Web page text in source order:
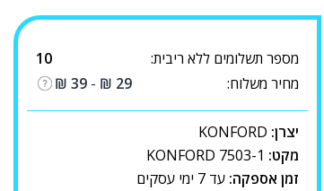
מספר תשלומים ללא ריבית:
10
מחיר משלוח:
₪ 29
-
₪ 39
יצרן: KONFORD
מקט: KONFORD 7503-1
זמן אספקה: עד 7 ימי עסקים